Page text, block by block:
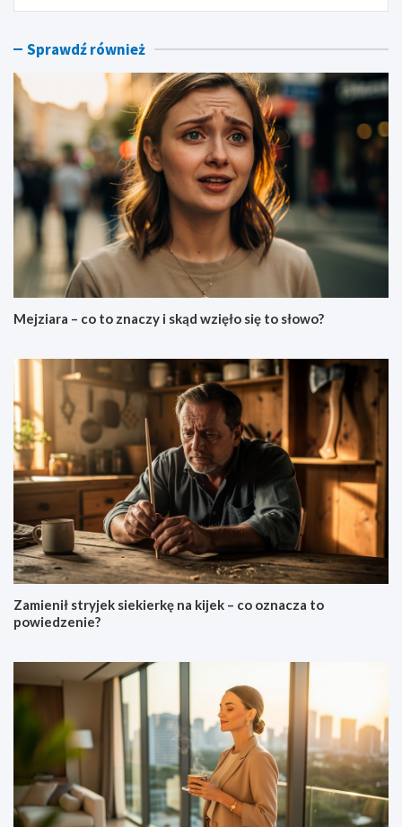
Sprawdź również
Mejziara – co to znaczy i skąd wzięło się to słowo?
Zamienił stryjek siekierkę na kijek – co oznacza to
powiedzenie?